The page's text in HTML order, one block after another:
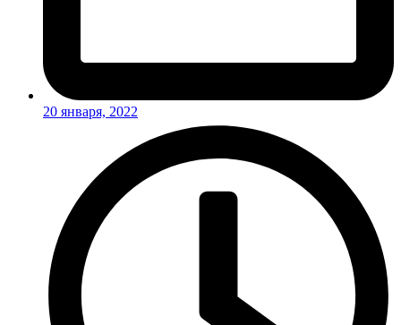
20 января, 2022